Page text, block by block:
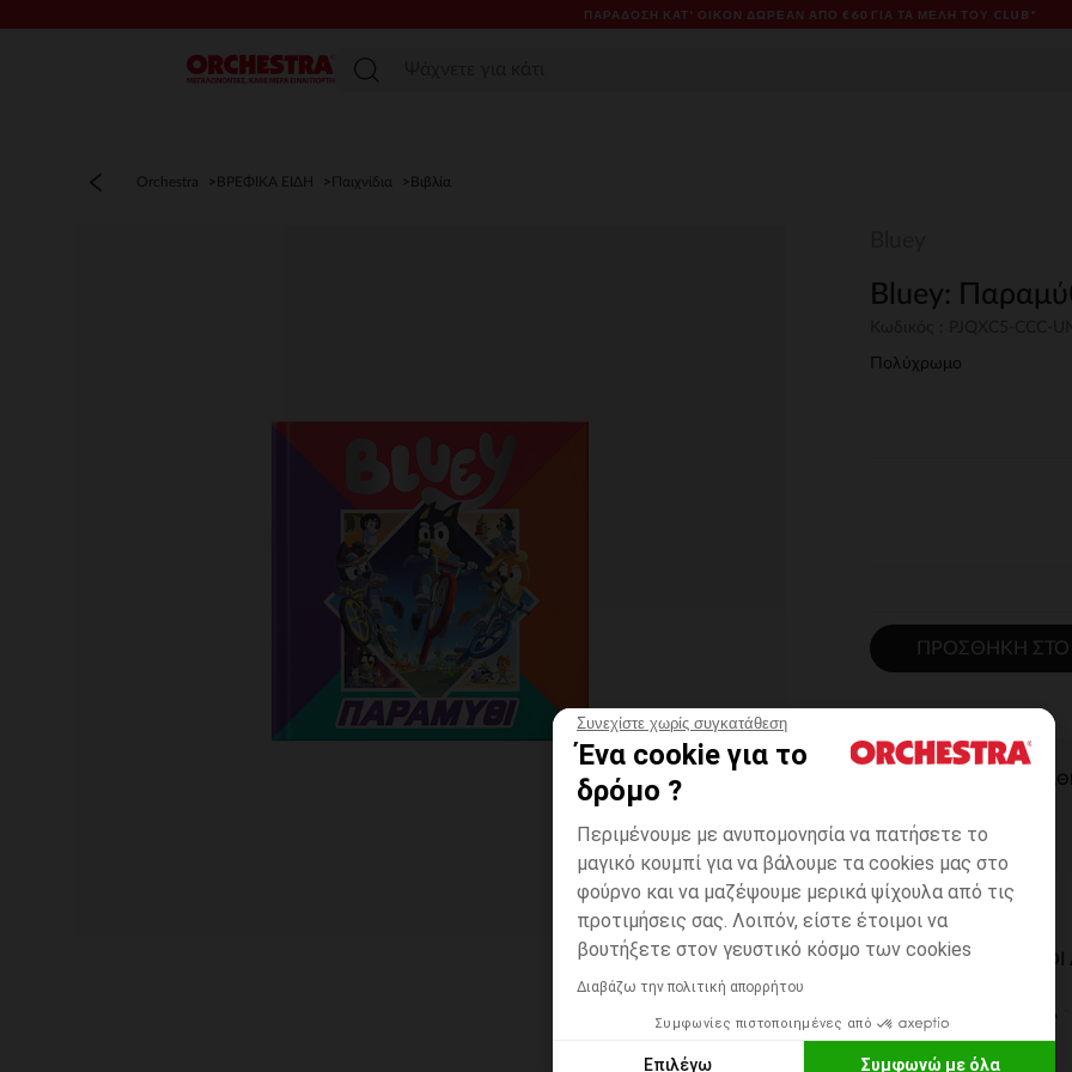
Συνεχίστε χωρίς συγκατάθεση
Ένα cookie για το
δρόμο ?
Περιμένουμε με ανυπομονησία να πατήσετε το
μαγικό κουμπί για να βάλουμε τα cookies μας στο
φούρνο και να μαζέψουμε μερικά ψίχουλα από τις
προτιμήσεις σας. Λοιπόν, είστε έτοιμοι να
βουτήξετε στον γευστικό κόσμο των cookies
Διαβάζω την πολιτική απορρήτου
Συμφωνίες πιστοποιημένες από
Επιλέγω Συμφωνώ με όλα
ΠΑΡΆΔΟΣΗ ΚΑΤ' ΟΊΚΟΝ ΔΩΡΕΑΝ ΑΠΌ €60 ΓΙΑ ΤΑ ΜΈΛΗ ΤΟΥ CLUB*
Μενού
Orchestra ΒΡΕΦΙΚΑ ΕΙΔΗ Παιχνίδια Βιβλία
Bluey:
Πολύχρωμο
ΠΡΟΣΘΉΚΗ ΣΤΟ
ΆΜΕΣΗ
ΔΙΑΘΈΣΙΜΟΙ
ΣΕ ΚΑΤΑΣΤΗΜΑ